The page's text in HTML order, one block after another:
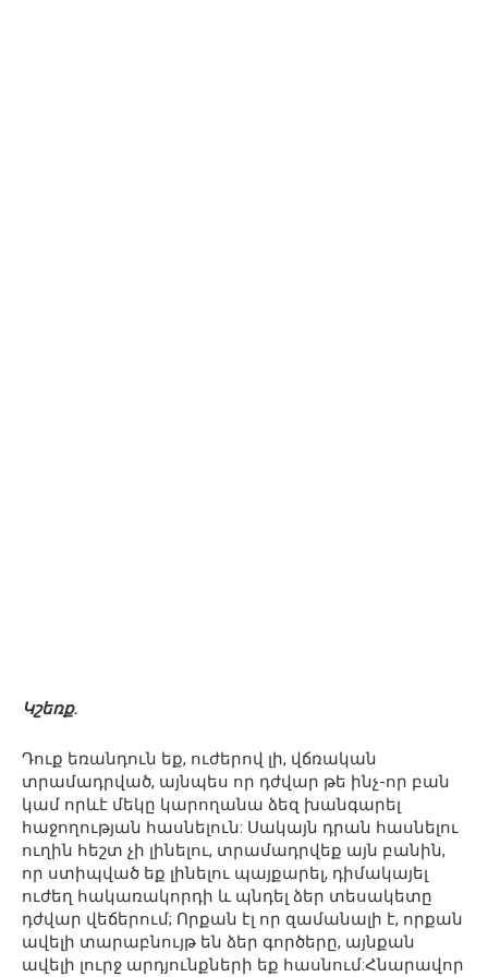
Կշեռք.
Դուք եռանդուն եք, ուժերով լի, վճռական
տրամադրված, այնպես որ դժվար թե ինչ-որ բան
կամ որևէ մեկը կարողանա ձեզ խանգարել
հաջողության հասնելուն: Սակայն դրան հասնելու
ուղին հեշտ չի լինելու, տրամադրվեք այն բանին,
որ ստիպված եք լինելու պայքարել, դիմակայել
ուժեղ հակառակորդի և պնդել ձեր տեսակետը
դժվար վեճերում; Որքան էլ որ զամանալի է, որքան
ավելի տարաբնույթ են ձեր գործերը, այնքան
ավելի լուրջ արդյունքների եք հասնում:Հնարավոր